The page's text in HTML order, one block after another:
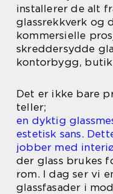
installerer de alt
glassrekkverk og
kommersielle
skreddersydde
kontorbygg,
Det er ikke bare
teller;
en dyktig
estetisk sans.
jobber med
der glass brukes
rom. I dag ser vi
glassfasader i